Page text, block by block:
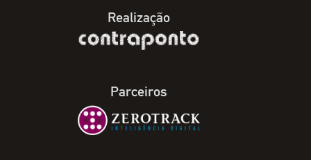
Realização
Parceiros